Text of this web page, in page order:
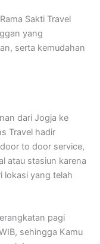
Sakti Travel
yang
serta kemudahan
dari Jogja ke
Travel hadir
to door service,
atau stasiun karena
lokasi yang telah
pagi
sehingga Kamu